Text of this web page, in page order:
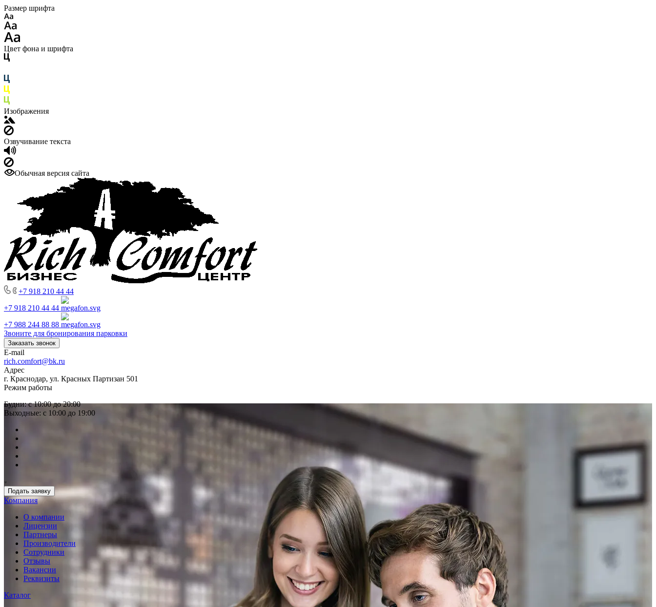
Размер шрифта
Цвет фона и шрифта
Изображения
Озвучивание текста
Обычная версия сайта
+7 918 210 44 44
+7 918 210 44 44
+7 988 244 88 88
Звоните для бронирования парковки
Заказать звонок
E-mail
rich.comfort@bk.ru
Адрес
г. Краснодар, ул. Красных Партизан 501
Режим работы
Будни: с 10:00 до 20:00
Выходные: с 10:00 до 19:00
Подать заявку
Компания
О компании
Лицензии
Партнеры
Производители
Сотрудники
Отзывы
Вакансии
Реквизиты
Каталог